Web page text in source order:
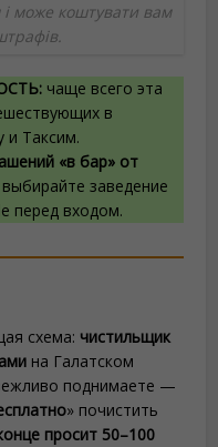
і може коштувати вам
чаще всего эта
в
и Таксим.
«в бар» от
заведение
перед входом.
схема: чистильщик
на Галатском
поднимаете —
» почистить
просит 50–100